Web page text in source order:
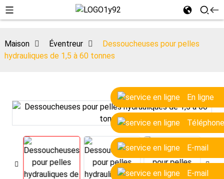
En ligne
Téléphone
E-mail
E-mail
Maison Éventreur
Dessoucheuses pour pelles
hydrauliques de 1,5 à 60 tonnes